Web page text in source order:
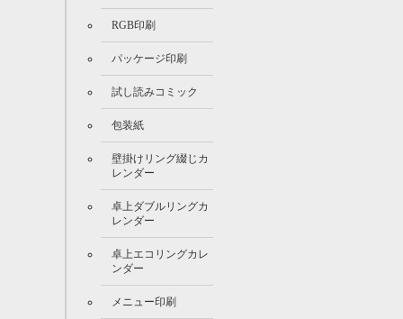
RGB印刷
パッケージ印刷
試し読みコミック
包装紙
壁掛けリング綴じカ
レンダー
卓上ダブルリングカ
レンダー
卓上エコリングカレ
ンダー
メニュー印刷